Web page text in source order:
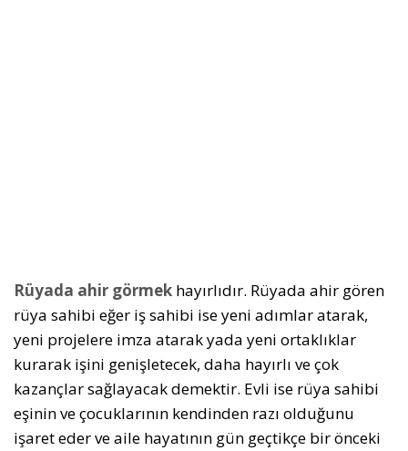
Rüyada ahir görmek hayırlıdır. Rüyada ahir gören
rüya sahibi eğer iş sahibi ise yeni adımlar atarak,
yeni projelere imza atarak yada yeni ortaklıklar
kurarak işini genişletecek, daha hayırlı ve çok
kazançlar sağlayacak demektir. Evli ise rüya sahibi
eşinin ve çocuklarının kendinden razı olduğunu
işaret eder ve aile hayatının gün geçtikçe bir önceki